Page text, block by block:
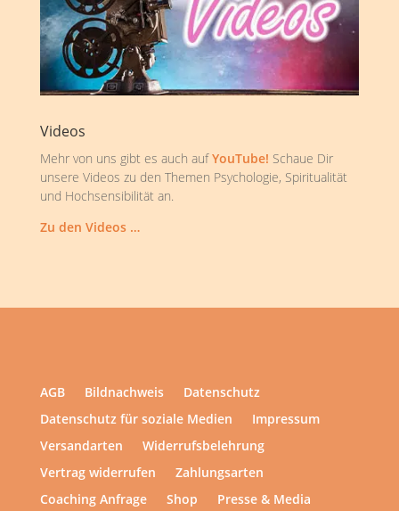
Videos
Mehr von uns gibt es auch aufYouTube! Schaue Dir
unsere Videos zu den Themen Psychologie, Spiritualität
und Hochsensibilität an.
Zu den Videos …
AGB Bildnachweis
Datenschutz
Datenschutz für soziale Medien
Impressum
Versandarten
Widerrufsbelehrung
Vertrag widerrufen
Zahlungsarten
Coaching Anfrage
Shop Presse & Media